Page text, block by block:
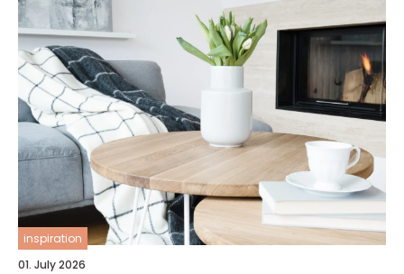
inspiration
01. July 2026